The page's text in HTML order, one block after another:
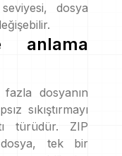
dosya
anlama
dosyanın
sıkıştırmayı
türüdür. ZIP
dosya, tek bir